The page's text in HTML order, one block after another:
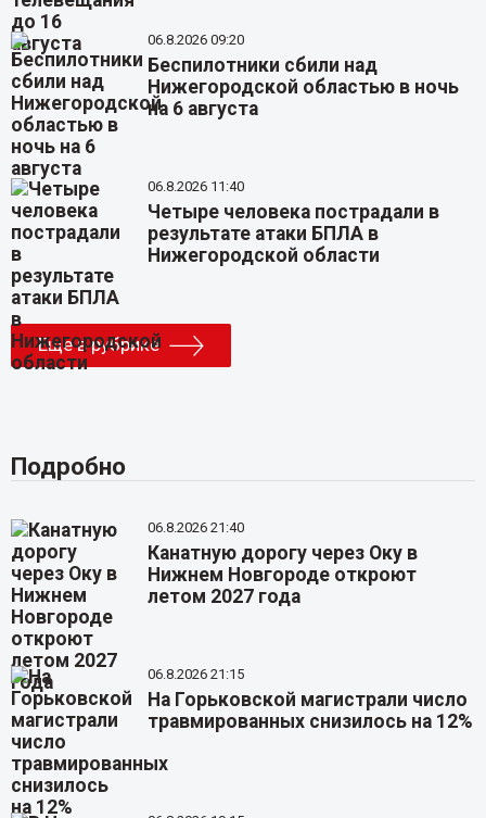
06.8.2026 09:20
Беспилотники сбили над
Нижегородской областью в ночь
на 6 августа
06.8.2026 11:40
Четыре человека пострадали в
результате атаки БПЛА в
Нижегородской области
Еще в рубрике
Подробно
06.8.2026 21:40
Канатную дорогу через Оку в
Нижнем Новгороде откроют
летом 2027 года
06.8.2026 21:15
На Горьковской магистрали число
травмированных снизилось на 12%